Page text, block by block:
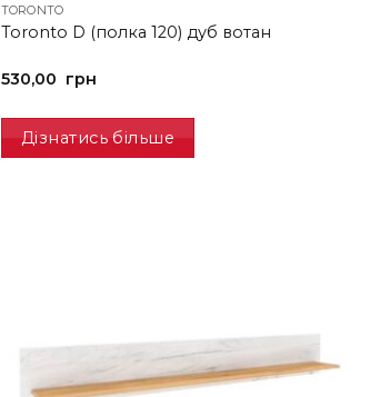
TORONTO
Toronto D (полка 120) дуб вотан
530,00 грн
Дізнатись більше